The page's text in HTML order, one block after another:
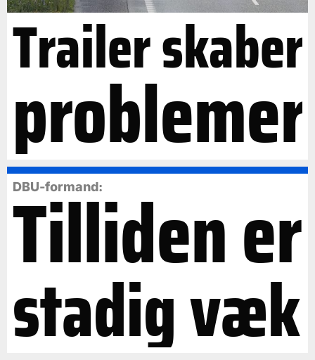
Trailer skaber
problemer
DBU-formand:
Tilliden er
stadig væk